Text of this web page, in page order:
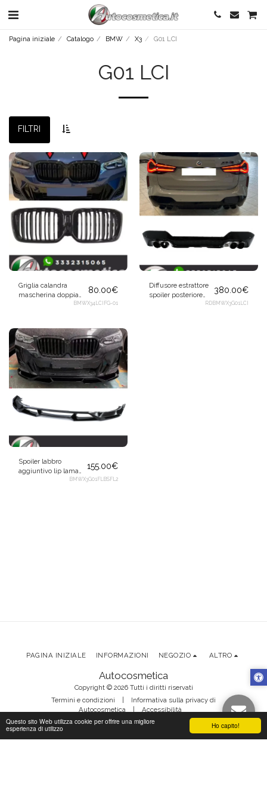
Ho capito!
Questo sito Web utilizza cookie per offrire una migliore
esperienza di utilizzo
Pagina iniziale Catalogo BMW X3 G01 LCI
G01 LCI
FILTRI
Griglia calandra
mascherina doppia
aletta per BMW X3
80.00€
BMWX34LCIFG-01
Diffusore estrattore
spoiler posteriore
380.00€
RDBMWX3G01LCI
Spoiler labbro
aggiuntivo lip lama
anteriore nero lucido
155.00€
BMWX3G01FLBSFL2
Autocosmetica
Copyright © 2026 Tutti i diritti riservati
Termini e condizioni | Informativa sulla privacy di
Autocosmetica | Accessibilità
PAGINA INIZIALE INFORMAZIONI NEGOZIO ALTRO
ISCRIVITI